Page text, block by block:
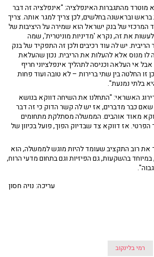
מהתגברות האינפלציה: "אינפלציה זה דבר
ובראשנה בחלשים, לכן צריך למגר אותה. צריך
המרכזי של בנק ישראל הוא שמירה על היציבות של
את זה, נקרא 'מדיניות מוניטרית', שמה
יש לה עוד רכיבים ולכן זה התפקיד של בנק
מנוס אלא להעלות את הריבית. נכון שהעלאת
אי העלאה וכניסה לתהליך אינפלציוני חריף
זו החלטה בין שתי ברירות – לא טובה ועוד פחות
בלתי נמנעת".
האשראי: "התחלנו את השיחה דווקא בנושא
כבר מדברים, אז יש לה קשר הדוק כי זה דבר
מאוד אוהבים. הממשלה מסתלקת מתחומים
הפרטי. אז דווקא צד שבדיוק הפוך, פועל בכיוון של
את רוב התקציב שעומד להיות מוגש לממשלה, הוא
בהשקעות, גם הפיזיות וגם בתחום מדעי הרוח,
עריכה: נויה חסון
רמי בלינקוב